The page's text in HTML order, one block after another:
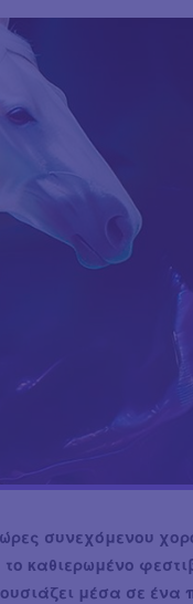
συνεχόμενου
το καθιερωμένο
μέσα σε ένα